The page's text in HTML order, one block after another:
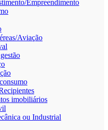
Empreendimento
Aviação
imobiliários
ou Industrial